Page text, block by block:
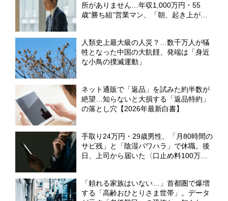
所がありません…年収1,000万円・55
歳“勝ち組”営業マン、「朝、起き上がる
人類史上最大級の人災？…数千万人が犠
牲となった中国の大飢饉、発端は「身近
な小鳥の撲滅運動」
ネット通販で「返品」を試みた約半数が
絶望…知らないと大損する「返品特約」
の落とし穴【2026年最新白書】
手取り24万円・29歳男性、「月80時間の
サビ残」と「陰湿パワハラ」で休職。後
日、上司から届いた〈口止め料100万
「頼れる家族はいない…」首都圏で爆増
する「高齢おひとりさま世帯」。データ